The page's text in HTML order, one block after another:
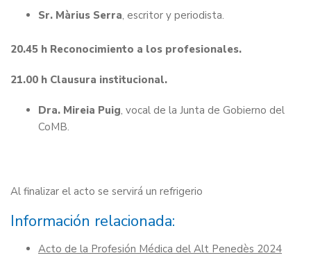
Sr. Màrius Serra, escritor y periodista.
20.45 h Reconocimiento a los profesionales.
21.00 h Clausura institucional.
Dra. Mireia Puig, vocal de la Junta de Gobierno del
CoMB.
Al finalizar el acto se servirá un refrigerio
Información relacionada:
Acto de la Profesión Médica del Alt Penedès 2024